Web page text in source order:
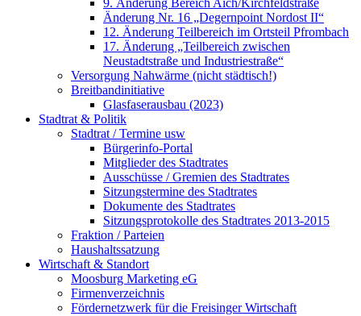
9. Änderung Bereich Aich/Kirchfeldstraße
Änderung Nr. 16 „Degernpoint Nordost II“
12. Änderung Teilbereich im Ortsteil Pfrombach
17. Änderung „Teilbereich zwischen
Neustadtstraße und Industriestraße“
Versorgung Nahwärme (nicht städtisch!)
Breitbandinitiative
Glasfaserausbau (2023)
Stadtrat & Politik
Stadtrat / Termine usw
Bürgerinfo-Portal
Mitglieder des Stadtrates
Ausschüsse / Gremien des Stadtrates
Sitzungstermine des Stadtrates
Dokumente des Stadtrates
Sitzungsprotokolle des Stadtrates 2013-2015
Fraktion / Parteien
Haushaltssatzung
Wirtschaft & Standort
Moosburg Marketing eG
Firmenverzeichnis
Fördernetzwerk für die Freisinger Wirtschaft